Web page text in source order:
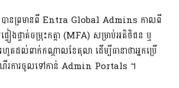
នព្រមានពី Entra Global Admins កាលពី
ទៀងផ្ទាត់ចម្រុះកត្តា (MFA) សម្រាប់អតិថិជន ឬ
ដល់ពាក់កណ្តាលខែតុលា ដើម្បីធានាថាអ្នកប្រើ
រការចូលទៅកាន់ Admin Portals ។